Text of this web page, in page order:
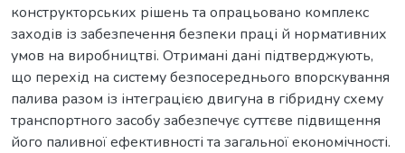
конструкторських рішень та опрацьовано комплекс
заходів із забезпечення безпеки праці й нормативних
умов на виробництві. Отримані дані підтверджують,
що перехід на систему безпосереднього впорскування
палива разом із інтеграцією двигуна в гібридну схему
транспортного засобу забезпечує суттєве підвищення
його паливної ефективності та загальної економічності.